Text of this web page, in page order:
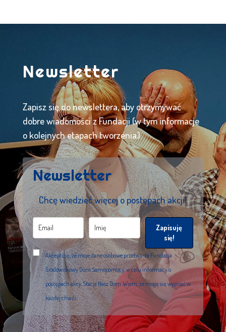
Newsletter
Zapisz się do newslettera, aby otrzymywać
dobre wiadomości z Fundacji (w tym informacje
o kolejnych etapach tworzenia).
Newsletter
Chcę wiedzieć więcej o postępach akcji!
Zapisuję
się!
Akceptuję, że moje dane osobowe przetwarza Fundacja
Środowiskowy Dom Samopomocy, w celu informacji o
postępach akcji Stacja Nasz Dom. Wiem, że mogę się wypisać w
każdej chwili.